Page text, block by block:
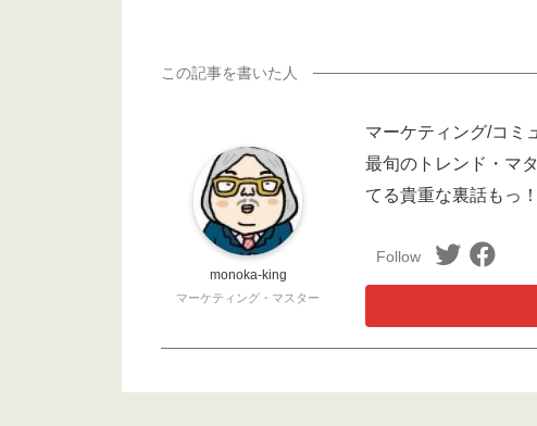
monoka-king
マーケティング・マスター
マーケティング/コミ
最旬のトレンド・マ
てる貴重な裏話もっ！